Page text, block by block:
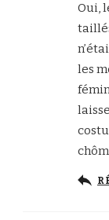
Oui,
les